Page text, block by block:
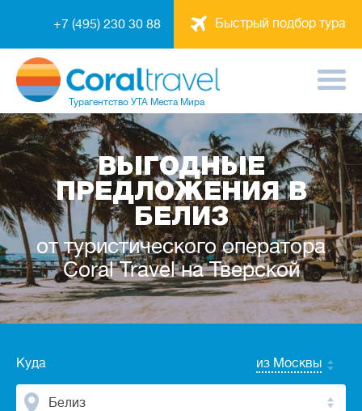
Быстрый подбор тура
+7 (495) 230 30 88
Турагентство УТА Места Мира
ВЫГОДНЫЕ
ПРЕДЛОЖЕНИЯ В
БЕЛИЗ
от туристического оператора
Coral Travel на Тверской
Куда из Москвы
Белиз